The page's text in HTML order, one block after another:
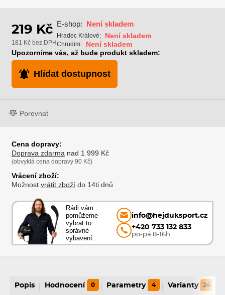
219 Kč
181 Kč bez DPH
E-shop: Není skladem
Hradec Králové: Není skladem
Chrudim:
Není skladem
Upozorníme vás, až bude produkt skladem:
Hlídat dostupnost
Porovnat
Cena dopravy:
Doprava zdarmanad 1 999 Kč
(obvyklá cena dopravy 90 Kč)
Vrácení zboží:
Možnost vrátit zbožído 14ti dnů
Rádi vám
pomůžeme
vybrat to
správné
vybavení.
info@hejduksport.cz
+420 733 132 833
po-pá 8-16h
Popis Hodnocení 0 Parametry 4 Varianty 24